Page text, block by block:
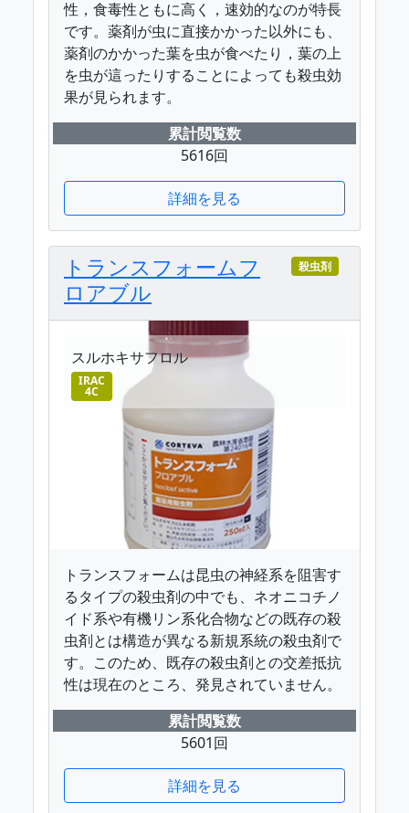
性，食毒性ともに高く，速効的なのが特長
です。薬剤が虫に直接かかった以外にも、
薬剤のかかった葉を虫が食べたり，葉の上
を虫が這ったりすることによっても殺虫効
果が見られます。
累計閲覧数
5616回
詳細を見る
トランスフォームフ
ロアブル
殺虫剤
スルホキサフロル
IRAC
4C
トランスフォームは昆虫の神経系を阻害す
るタイプの殺虫剤の中でも、ネオニコチノ
イド系や有機リン系化合物などの既存の殺
虫剤とは構造が異なる新規系統の殺虫剤で
す。このため、既存の殺虫剤との交差抵抗
性は現在のところ、発見されていません。
累計閲覧数
5601回
詳細を見る